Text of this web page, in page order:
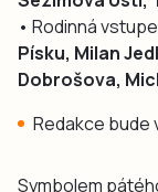
• Rodinná
Písku, Milan
Dobrošova,
Redakce
Symbolem